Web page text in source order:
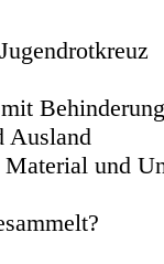
Ausland
und